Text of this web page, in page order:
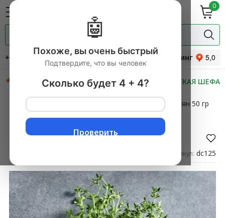
0
гастрономия
прянности
+7 (495) 744-34-31
Рейтинг
СКИДКИ НОВИНКИ МАСТЕРСКАЯ ШЕФА
Главная Тимьян 50 гр
Тимьян 50 гр
Оставить отзыв
Артикул: dc125
🤖
Похоже, вы очень быстрый
Подтвердите, что вы человек
Сколько будет 4 + 4?
Проверить